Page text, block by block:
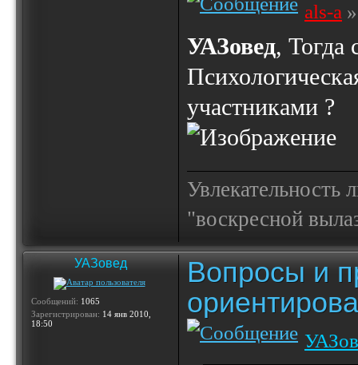
als-a
УАЗовед, Тогда
участниками ?
Увлекательность
"воскресной
УАЗовед
Сообщений: 1065
Зарегистрирован: 14 янв 2010,
18:50
Вопросы и